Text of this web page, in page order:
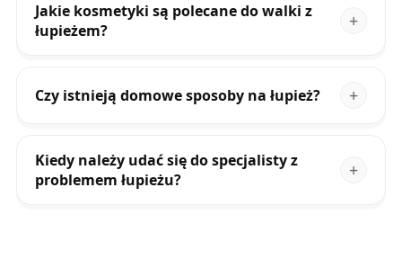
Jakie kosmetyki są polecane do walki z
łupieżem?
Czy istnieją domowe sposoby na łupież?
Kiedy należy udać się do specjalisty z
problemem łupieżu?